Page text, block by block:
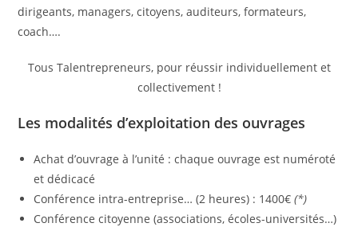
dirigeants, managers, citoyens, auditeurs, formateurs,
coach….
Tous Talentrepreneurs, pour réussir individuellement et
collectivement !
Les modalités d’exploitation des ouvrages
Achat d’ouvrage à l’unité : chaque ouvrage est numéroté
et dédicacé
Conférence intra-entreprise… (2 heures) : 1400€ (*)
Conférence citoyenne (associations, écoles-universités…)